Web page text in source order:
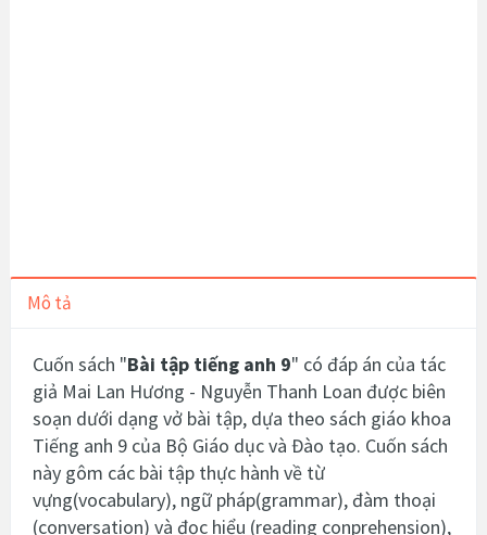
Mô tả
Cuốn sách "Bài tập tiếng anh 9" có đáp án của tác
giả Mai Lan Hương - Nguyễn Thanh Loan được biên
soạn dưới dạng vở bài tập, dựa theo sách giáo khoa
Tiếng anh 9 của Bộ Giáo dục và Đào tạo. Cuốn sách
này gôm các bài tập thực hành về từ
vựng(vocabulary), ngữ pháp(grammar), đàm thoại
(conversation) và đọc hiểu (reading conprehension),